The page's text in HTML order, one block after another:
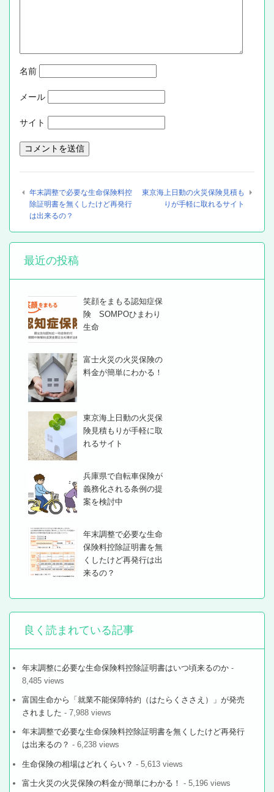
名前
メール
サイト
年末調整で必要な生命保険料控
除証明書を無くしたけど再発行
は出来るの？
東京海上日動の火災保険見積も
りが手軽に取れるサイト
最近の投稿
笑顔をまもる認知症保
険 SOMPOひまわり
生命
富士火災の火災保険の
料金が簡単にわかる！
東京海上日動の火災保
険見積もりが手軽に取
れるサイト
兵庫県で自転車保険が
義務化される条例の提
案を検討中
年末調整で必要な生命
保険料控除証明書を無
くしたけど再発行は出
来るの？
良く読まれている記事
年末調整に必要な生命保険料控除証明書はいつ頃来るのか -
8,485 views
富国生命から「就業不能保障特約（はたらくささえ）」が発売
されました - 7,988 views
年末調整で必要な生命保険料控除証明書を無くしたけど再発行
は出来るの？ - 6,238 views
生命保険の相場はどれくらい？ - 5,613 views
富士火災の火災保険の料金が簡単にわかる！ - 5,196 views